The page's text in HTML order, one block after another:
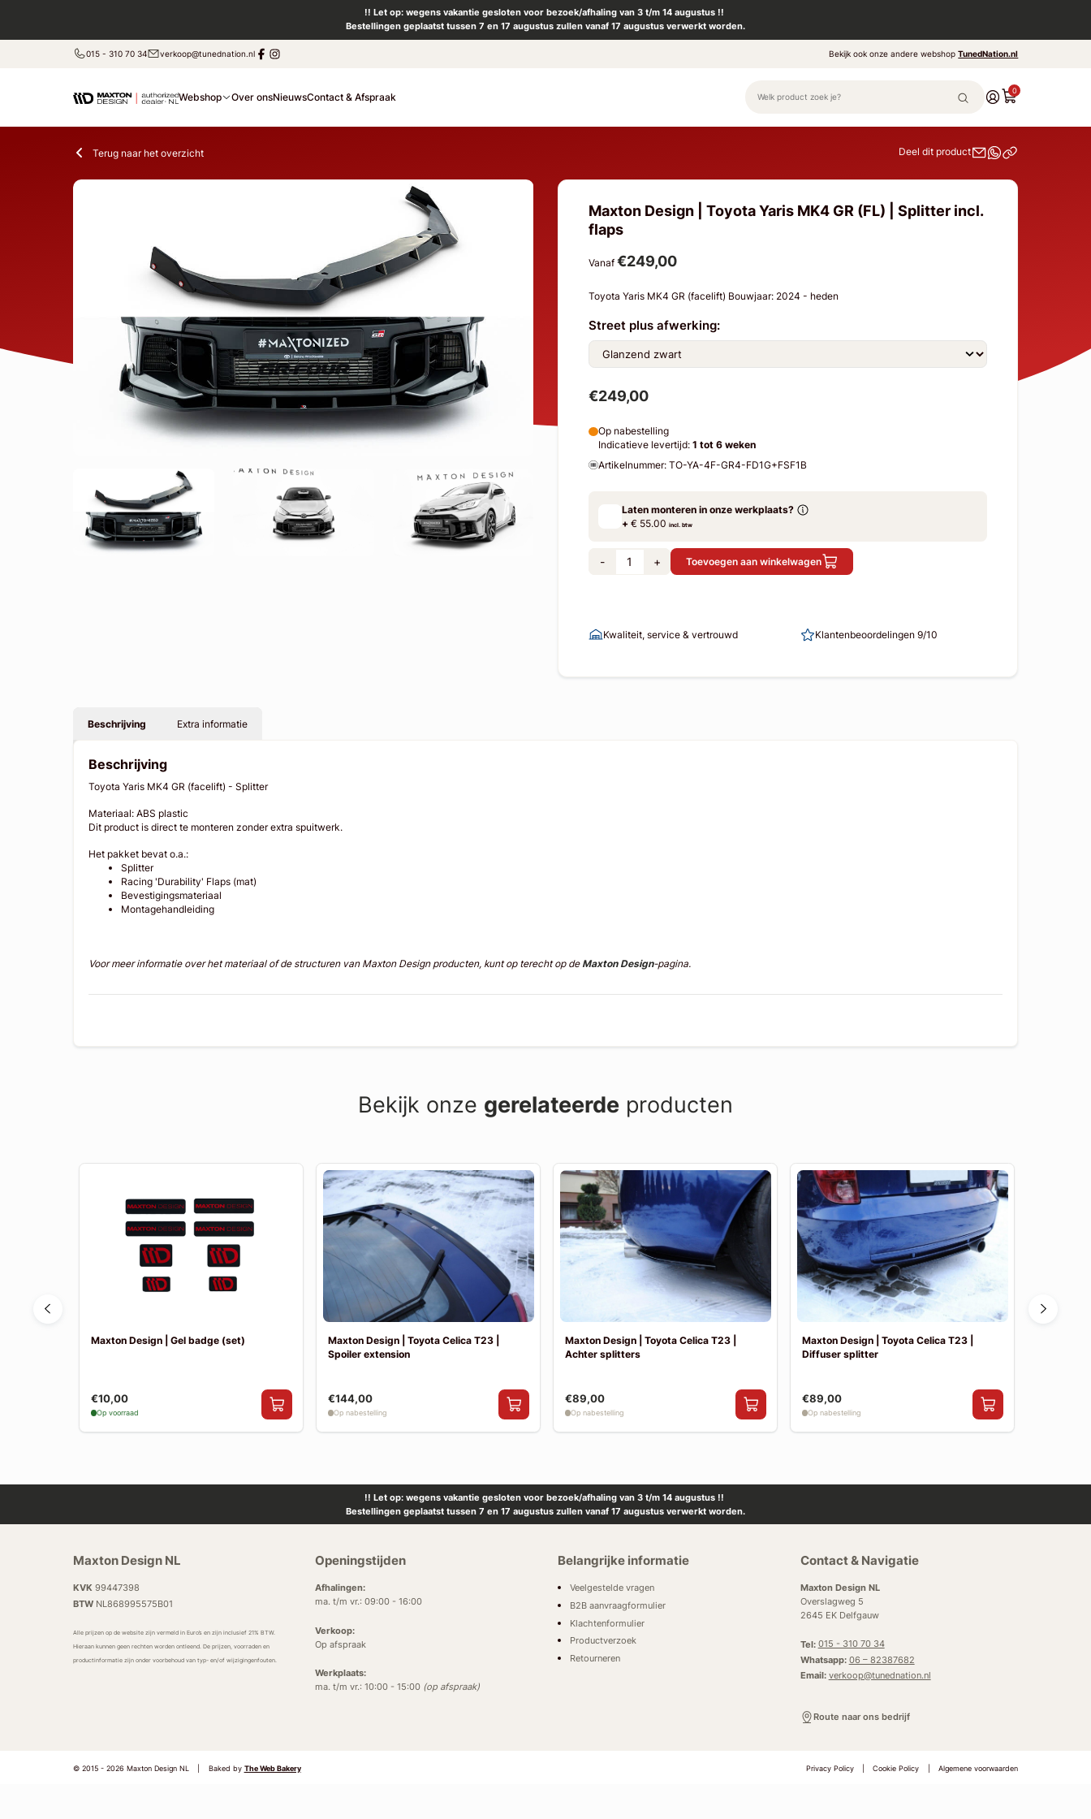
!! Let op: wegens vakantie gesloten voor bezoek/afhaling van 3 t/m 14 augustus !!
Bestellingen geplaatst tussen 7 en 17 augustus zullen vanaf 17 augustus verwerkt worden.
015 - 310 70 34 verkoop@tunednation.nl Bekijk ook onze andere webshopTunedNation.nl
Webshop Over onsNieuwsContact & Afspraak
0
Terug naar het overzicht Deel dit product
Maxton Design | Toyota Yaris MK4 GR (FL) | Splitter incl.
flaps
Vanaf €249,00
Toyota Yaris MK4 GR (facelift) Bouwjaar: 2024 - heden
Street plus afwerking:
€249,00
Op nabestelling
Indicatieve levertijd: 1 tot 6 weken
Artikelnummer: TO-YA-4F-GR4-FD1G+FSF1B
Laten monteren in onze werkplaats?
+€ 55.00 incl. btw
- + Toevoegen aan winkelwagen
Kwaliteit, service & vertrouwd Klantenbeoordelingen 9/10
Beschrijving Extra informatie
Beschrijving
Toyota Yaris MK4 GR (facelift) - Splitter
Materiaal: ABS plastic
Dit product is direct te monteren zonder extra spuitwerk.
Het pakket bevat o.a.:
Splitter
Racing 'Durability' Flaps (mat)
Bevestigingsmateriaal
Montagehandleiding
Voor meer informatie over het materiaal of de structuren van Maxton Design producten, kunt op terecht op deMaxton Design-pagina.
Bekijk onze gerelateerde producten
Maxton Design | Gel badge (set)
€10,00
Op voorraad
Maxton Design | Toyota Celica T23 |
Spoiler extension
€144,00
Op nabestelling
Maxton Design | Toyota Celica T23 |
Achter splitters
€89,00
Op nabestelling
Maxton Design | Toyota Celica T23 |
Diffuser splitter
€89,00
Op nabestelling
!! Let op: wegens vakantie gesloten voor bezoek/afhaling van 3 t/m 14 augustus !!
Bestellingen geplaatst tussen 7 en 17 augustus zullen vanaf 17 augustus verwerkt worden.
Maxton Design NL
KVK 99447398
BTWNL868995575B01
Alle prijzen op de website zijn vermeld in Euro’s en zijn inclusief 21% BTW.
Hieraan kunnen geen rechten worden ontleend. De prijzen, voorraden en
productinformatie zijn onder voorbehoud van typ- en/of wijzigingenfouten.
Openingstijden
Afhalingen:
ma. t/m vr.: 09:00 - 16:00
Verkoop:
Op afspraak
Werkplaats:
ma. t/m vr.: 10:00 - 15:00 (op afspraak)
Belangrijke informatie
Veelgestelde vragen
B2B aanvraagformulier
Klachtenformulier
Productverzoek
Retourneren
Contact & Navigatie
Maxton Design NL
Overslagweg 5
2645 EK Delfgauw
Tel: 015 - 310 70 34
Whatsapp: 06 – 82387682
Email: verkoop@tunednation.nl
Route naar ons bedrijf
© 2015 - 2026 Maxton Design NL Baked by The Web Bakery Privacy Policy Cookie Policy Algemene voorwaarden